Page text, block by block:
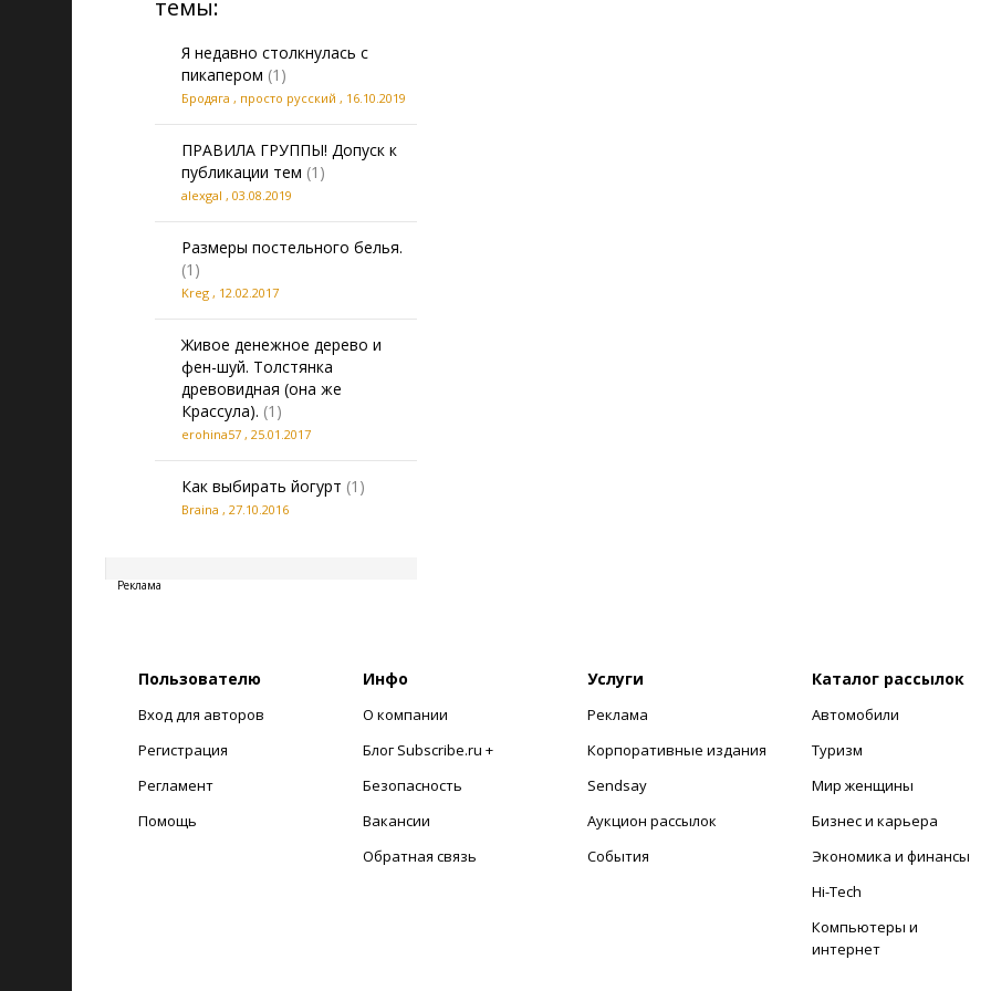
темы:
Я недавно столкнулась с
пикапером (1)
Бродяга , просто русский , 16.10.2019
ПРАВИЛА ГРУППЫ! Допуск к
публикации тем (1)
alexgal , 03.08.2019
Размеры постельного белья.
(1)
Kreg , 12.02.2017
Живое денежное дерево и
фен-шуй. Толстянка
древовидная (она же
Крассула). (1)
erohina57 , 25.01.2017
Как выбирать йогурт (1)
Braina , 27.10.2016
Реклама
Пользователю
Вход для авторов
Регистрация
Регламент
Помощь
Инфо
О компании
Блог Subscribe.ru +
Безопасность
Вакансии
Обратная связь
Услуги
Реклама
Корпоративные издания
Sendsay
Аукцион рассылок
События
Каталог рассылок
Автомобили
Туризм
Мир женщины
Бизнес и карьера
Экономика и финансы
Hi-Tech
Компьютеры и
интернет